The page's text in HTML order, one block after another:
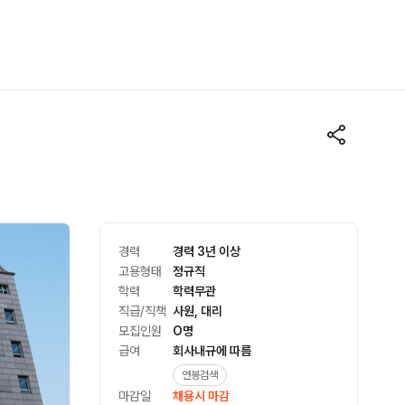
경력
경력 3년 이상
고용형태
정규직
학력
학력무관
직급/직책 사원, 대리
모집인원
O명
급여
회사내규에 따름
연봉검색
마감일 채용시 마감